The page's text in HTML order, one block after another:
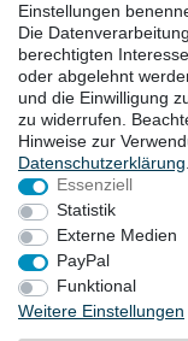
Kataloge
Technik
Zertifikate
Studien
Promotion
STANDORTE
Widerrufsrecht
Einstellungen
Die
berechtigten
oder abgelehnt
und die Einwilligung
zu widerrufen.
Hinweise zur
Daten­schutz­erklärung
Essenziell
Statistik
Externe Medien
PayPal
Funktional
Weitere Einstellungen